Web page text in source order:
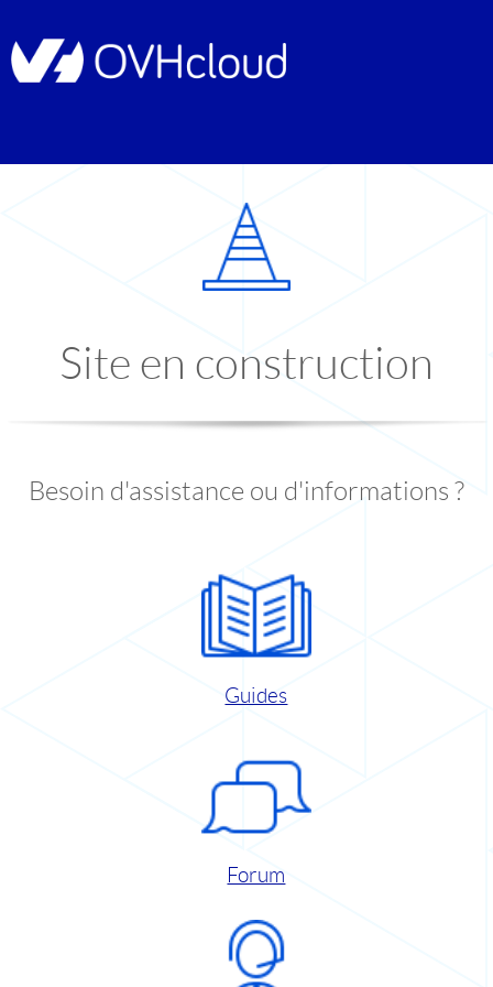
Site en construction
Besoin d'assistance ou d'informations ?
Guides
Forum